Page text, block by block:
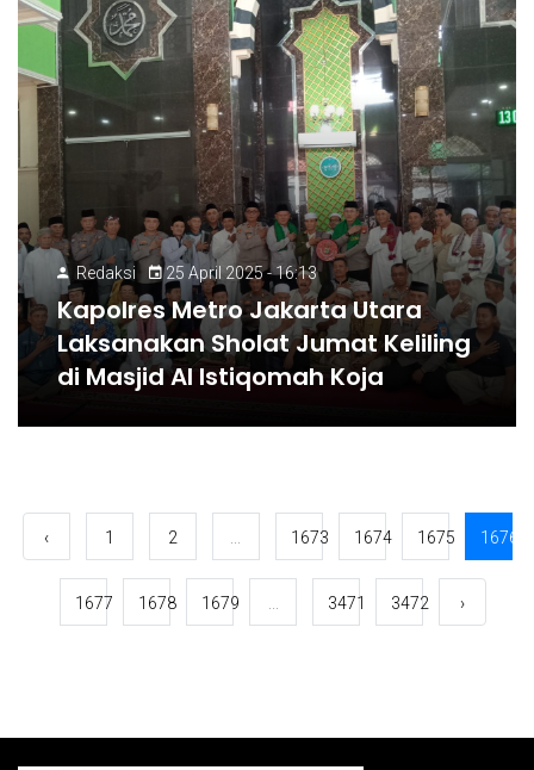
Redaksi 25 April 2025 - 16:13
Kapolres Metro Jakarta Utara
Laksanakan Sholat Jumat Keliling
di Masjid Al Istiqomah Koja
‹ 1 2 1673 1674 1675 1676
1677 1678 1679 3471 3472 ›